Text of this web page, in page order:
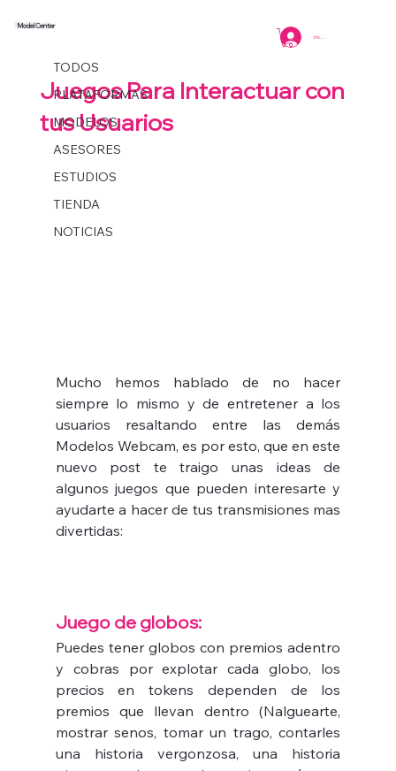
Iniciar sesión
Model Center
TODOS
PLATAFORMAS
MODELOS
ASESORES
ESTUDIOS
TIENDA
NOTICIAS
TODOS
Juegos Para Interactuar con
tus Usuarios
Coordinacion
Mucho hemos hablado de no hacer
siempre lo mismo y de entretener a los
usuarios resaltando entre las demás
Modelos Webcam, es por esto, que en este
nuevo post te traigo unas ideas de
algunos juegos que pueden interesarte y
ayudarte a hacer de tus transmisiones mas
divertidas:
Juego de globos:
Puedes tener globos con premios adentro
y cobras por explotar cada globo, los
precios en tokens dependen de los
premios que llevan dentro (Nalguearte,
mostrar senos, tomar un trago, contarles
una historia vergonzosa, una historia